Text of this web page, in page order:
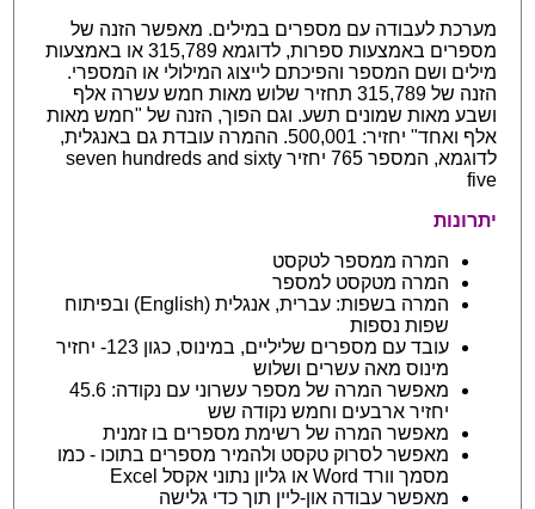
מערכת לעבודה עם מספרים במילים. מאפשר הזנה של
מספרים באמצעות ספרות, לדוגמא 315,789 או באמצעות
מילים ושם המספר והפיכתם לייצוג המילולי או המספרי.
הזנה של 315,789 תחזיר שלוש מאות חמש עשרה אלף
ושבע מאות שמונים תשע. וגם הפוך, הזנה של "חמש מאות
אלף ואחד" יחזיר: 500,001. ההמרה עובדת גם באנגלית,
לדוגמא, המספר 765 יחזיר seven hundreds and sixty
five
יתרונות
המרה ממספר לטקסט
המרה מטקסט למספר
המרה בשפות: עברית, אנגלית (English) ובפיתוח
שפות נספות
עובד עם מספרים שליליים, במינוס, כגון 123- יחזיר
מינוס מאה עשרים ושלוש
מאפשר המרה של מספר עשרוני עם נקודה: 45.6
יחזיר ארבעים וחמש נקודה שש
מאפשר המרה של רשימת מספרים בו זמנית
מאפשר לסרוק טקסט ולהמיר מספרים בתוכו - כמו
מסמך וורד Word או גליון נתוני אקסל Excel
מאפשר עבודה און-ליין תוך כדי גלישה